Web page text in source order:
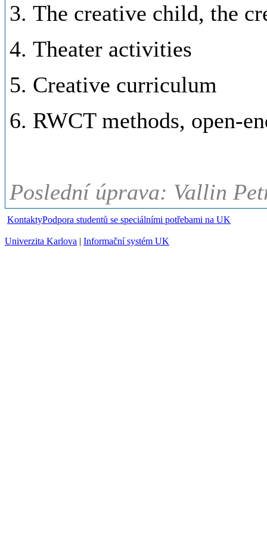
3. The creative child, the
4. Theater activities
5. Creative curriculum
6. RWCT methods, open-
Poslední úprava: Vallin
KontaktyPodpora studentů se speciálními potřebami na UK
Univerzita Karlova | Informační systém UK